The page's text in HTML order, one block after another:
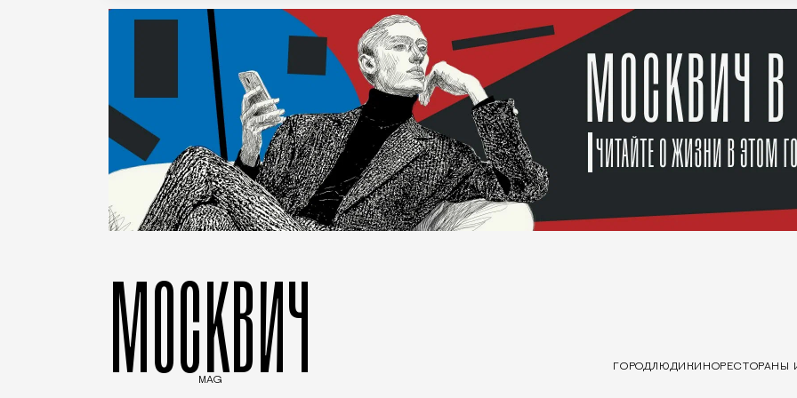
МОСКВИЧ
MAG
ГОРОДЛЮДИ КИНОРЕСТОРАНЫ